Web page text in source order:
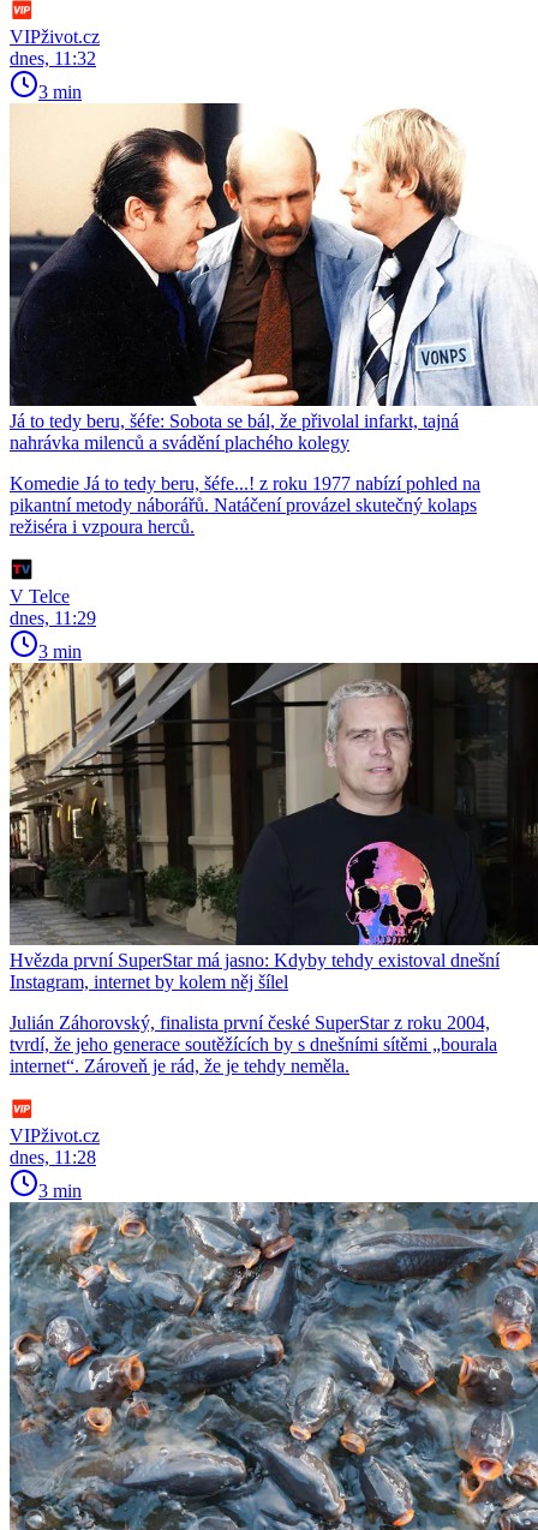
VIPživot.cz
dnes, 11:32
3 min
Já to tedy beru, šéfe: Sobota se bál, že přivolal infarkt, tajná
nahrávka milenců a svádění plachého kolegy
Komedie Já to tedy beru, šéfe...! z roku 1977 nabízí pohled na
pikantní metody náborářů. Natáčení provázel skutečný kolaps
režiséra i vzpoura herců.
V Telce
dnes, 11:29
3 min
Hvězda první SuperStar má jasno: Kdyby tehdy existoval dnešní
Instagram, internet by kolem něj šílel
Julián Záhorovský, finalista první české SuperStar z roku 2004,
tvrdí, že jeho generace soutěžících by s dnešními sítěmi „bourala
internet“. Zároveň je rád, že je tehdy neměla.
VIPživot.cz
dnes, 11:28
3 min